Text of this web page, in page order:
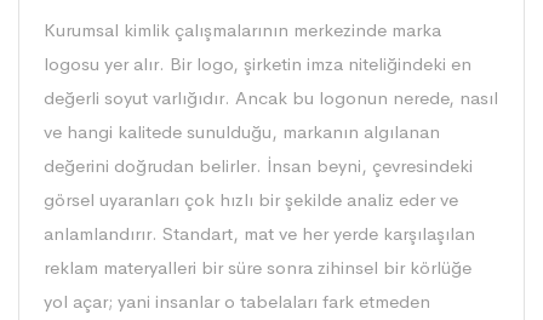
Kurumsal kimlik çalışmalarının merkezinde marka
logosu yer alır. Bir logo, şirketin imza niteliğindeki en
değerli soyut varlığıdır. Ancak bu logonun nerede, nasıl
ve hangi kalitede sunulduğu, markanın algılanan
değerini doğrudan belirler. İnsan beyni, çevresindeki
görsel uyaranları çok hızlı bir şekilde analiz eder ve
anlamlandırır. Standart, mat ve her yerde karşılaşılan
reklam materyalleri bir süre sonra zihinsel bir körlüğe
yol açar; yani insanlar o tabelaları fark etmeden